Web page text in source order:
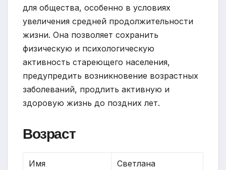
для общества, особенно в условиях
увеличения средней продолжительности
жизни. Она позволяет сохранить
физическую и психологическую
активность стареющего населения,
предупредить возникновение возрастных
заболеваний, продлить активную и
здоровую жизнь до поздних лет.
Возраст
Имя Светлана